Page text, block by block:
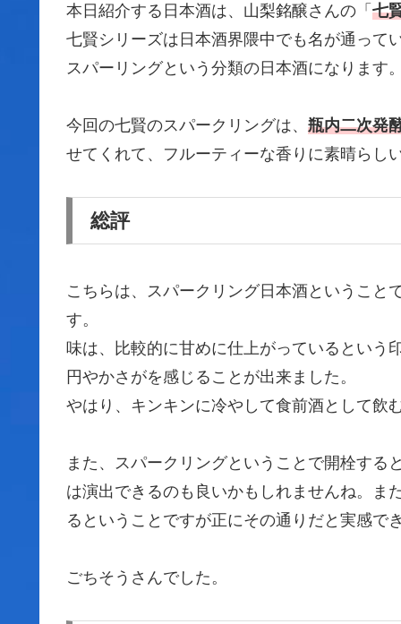
本日紹介する日本酒は、山梨銘醸さんの「 七
七賢シリーズは日本酒界隈中でも名が通って
スパーリングという分類の日本酒になります
今回の七賢のスパークリングは、 瓶内二次発
せてくれて、フルーティーな香りに素晴らし
総評
こちらは、スパークリング日本酒ということ
す。
味は、比較的に甘めに仕上がっているという
円やかさがを感じることが出来ました。
やはり、キンキンに冷やして食前酒として飲
また、スパークリングということで開栓す
は演出できるのも良いかもしれませんね。ま
るということですが正にその通りだと実感で
ごちそうさんでした。